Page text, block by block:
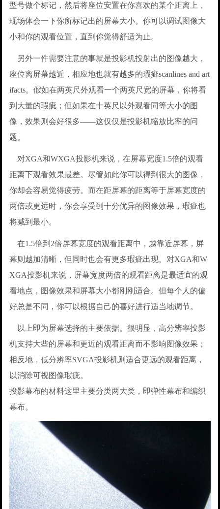
型号做个标记，然后将座位安置在你喜欢的某个距离上，
现场体会一下你所标记出的屏幕大小。你可以调试图像大
小和你的观看位置，直到你觉得舒适为止。
另外一件需要注意的事就是投影机投射出的图像越大，
座位离屏幕越近，相应地也就有越多的瑕疵scanlines and art
ifacts。假如在两英尺外观看一个两英尺宽的屏幕，你将看
到大量的瑕疵；但如果在十英尺以外观看同等大小的图
像，效果则会好很多——这仅仅是投影机缩放比率的问
题。
对XGA和WXGA投影机来说，在屏幕宽度1.5倍的观看
距离下观看效果最差。尽管如此你可以得到很大的图像，
你却会容易觉得疲劳。而在距屏幕的距离等于屏幕宽度的
两倍或更远时，你会享受到十分优异的图像效果，瑕疵也
将减到最小。
在1.5倍到2倍屏幕宽度的观看距离中，越靠近屏幕，屏
幕则越加清晰，但同时也会有更多瑕疵出现。对XGA和W
XGA投影机来说，屏幕宽度两倍的观看距离是最适宜的观
看地点，图像效果和屏幕大小都刚刚适合。但每个人的偏
好总是不同，你可以根据自己的喜好进行适当地调节。
以上即为屏幕选择的主要依据。很明显，高分辨率投影
机支持大些的屏幕和更近的观看距离而不影响图像效果；
相反地，低分辨率SVGA投影机则适合更远的观看距离，
以消除可视图像瑕疵。
投影幕布的材料这里主要分类两大类，即弹性幕布和编织
幕布。